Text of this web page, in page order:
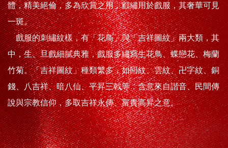
體，精美絕倫，多為欣賞之用，顧繡用於戲服，其奢華可見
一斑。
戲服的刺繡紋樣，有「花鳥」與「吉祥圖紋」兩大類，其
中，生、旦戲細膩典雅，戲服多繡寫生花鳥、蝶戀花、梅蘭
竹菊。「吉祥圖紋」種類繁多，如回紋、雲紋、卍字紋、銅
錢、八吉祥、暗八仙、平昇三戟等，含意來自諧音、民間傳
說與宗教信仰，多取吉祥永傳、富貴高昇之意。